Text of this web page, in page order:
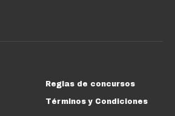
Reglas de concursos
Términos y Condiciones